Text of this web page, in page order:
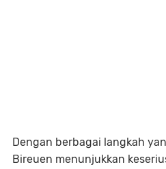
Dengan berbagai langkah
Bireuen menunjukkan